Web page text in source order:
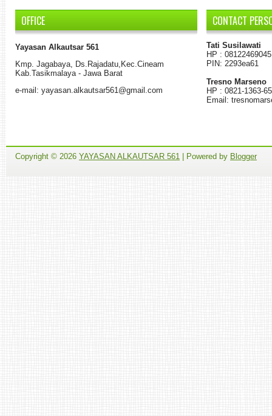
OFFICE
Yayasan Alkautsar 561
Kmp. Jagabaya, Ds. Rajadatu, Kec.Cineam
Kab.Tasikmalaya - Jawa Barat
e-mail: yayasan.alkautsar561@gmail.com
CONTACT
Tati Susilawati
HP : 08122469045
PIN: 2293ea61
Tresno Marseno
HP : 0821-1363-
Email:
Copyright © 2026 YAYASAN ALKAUTSAR 561 | Powered by Blogger